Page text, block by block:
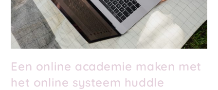
Een online academie maken met
het online systeem huddle